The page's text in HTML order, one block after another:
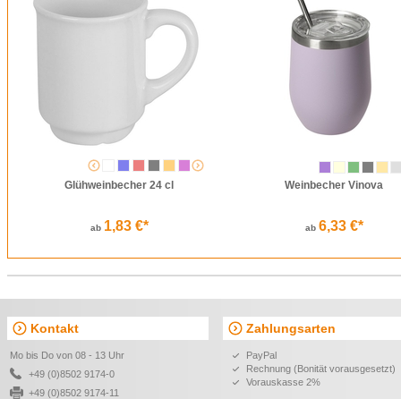
Glühweinbecher 24 cl
ab 1,83 €*
Weinbecher Vinova
ab 6,33 €*
Kontakt
Mo bis Do von 08 - 13 Uhr
+49 (0)8502 9174-0
+49 (0)8502 9174-11
Zahlungsarten
PayPal
Rechnung (Bonität vorausgesetzt)
Vorauskasse 2%